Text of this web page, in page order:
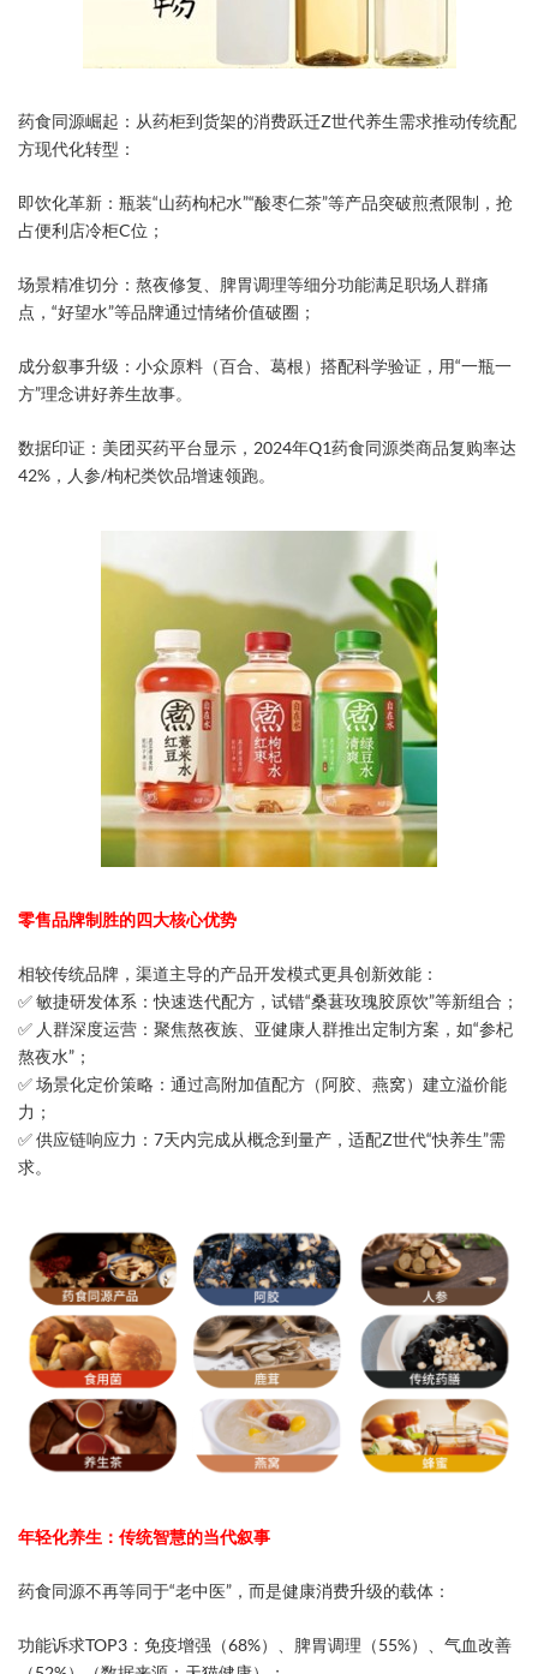
药食同源崛起：从药柜到货架的消费跃迁​Z世代养生需求推动传统配
方现代化转型：
​即饮化革新​：瓶装“山药枸杞水”“酸枣仁茶”等产品突破煎煮限制，抢
占便利店冷柜C位；
​场景精准切分​：熬夜修复、脾胃调理等细分功能满足职场人群痛
点，“好望水”等品牌通过情绪价值破圈；
​成分叙事升级​：小众原料（百合、葛根）搭配科学验证，用“一瓶一
方”理念讲好养生故事。
数据印证：美团买药平台显示，2024年Q1药食同源类商品复购率达
42%，人参/枸杞类饮品增速领跑。
零售品牌制胜的四大核心优势​
相较传统品牌，渠道主导的产品开发模式更具创新效能：
✅ ​敏捷研发体系​：快速迭代配方，试错“桑葚玫瑰胶原饮”等新组合；
✅ ​人群深度运营​：聚焦熬夜族、亚健康人群推出定制方案，如“参杞
熬夜水”；
✅ ​场景化定价策略​：通过高附加值配方（阿胶、燕窝）建立溢价能
力；
✅ ​供应链响应力​：7天内完成从概念到量产，适配Z世代“快养生”需
求。
​年轻化养生：传统智慧的当代叙事​
药食同源不再等同于“老中医”，而是健康消费升级的载体：
​功能诉求TOP3​：免疫增强（68%）、脾胃调理（55%）、气血改善